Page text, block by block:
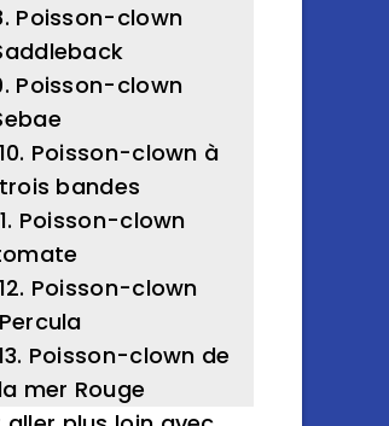
Poisson-clown
Poisson-clown
10. Poisson-clown à
trois bandes
Poisson-clown
12. Poisson-clown
Percula
Poisson-clown de
la mer Rouge